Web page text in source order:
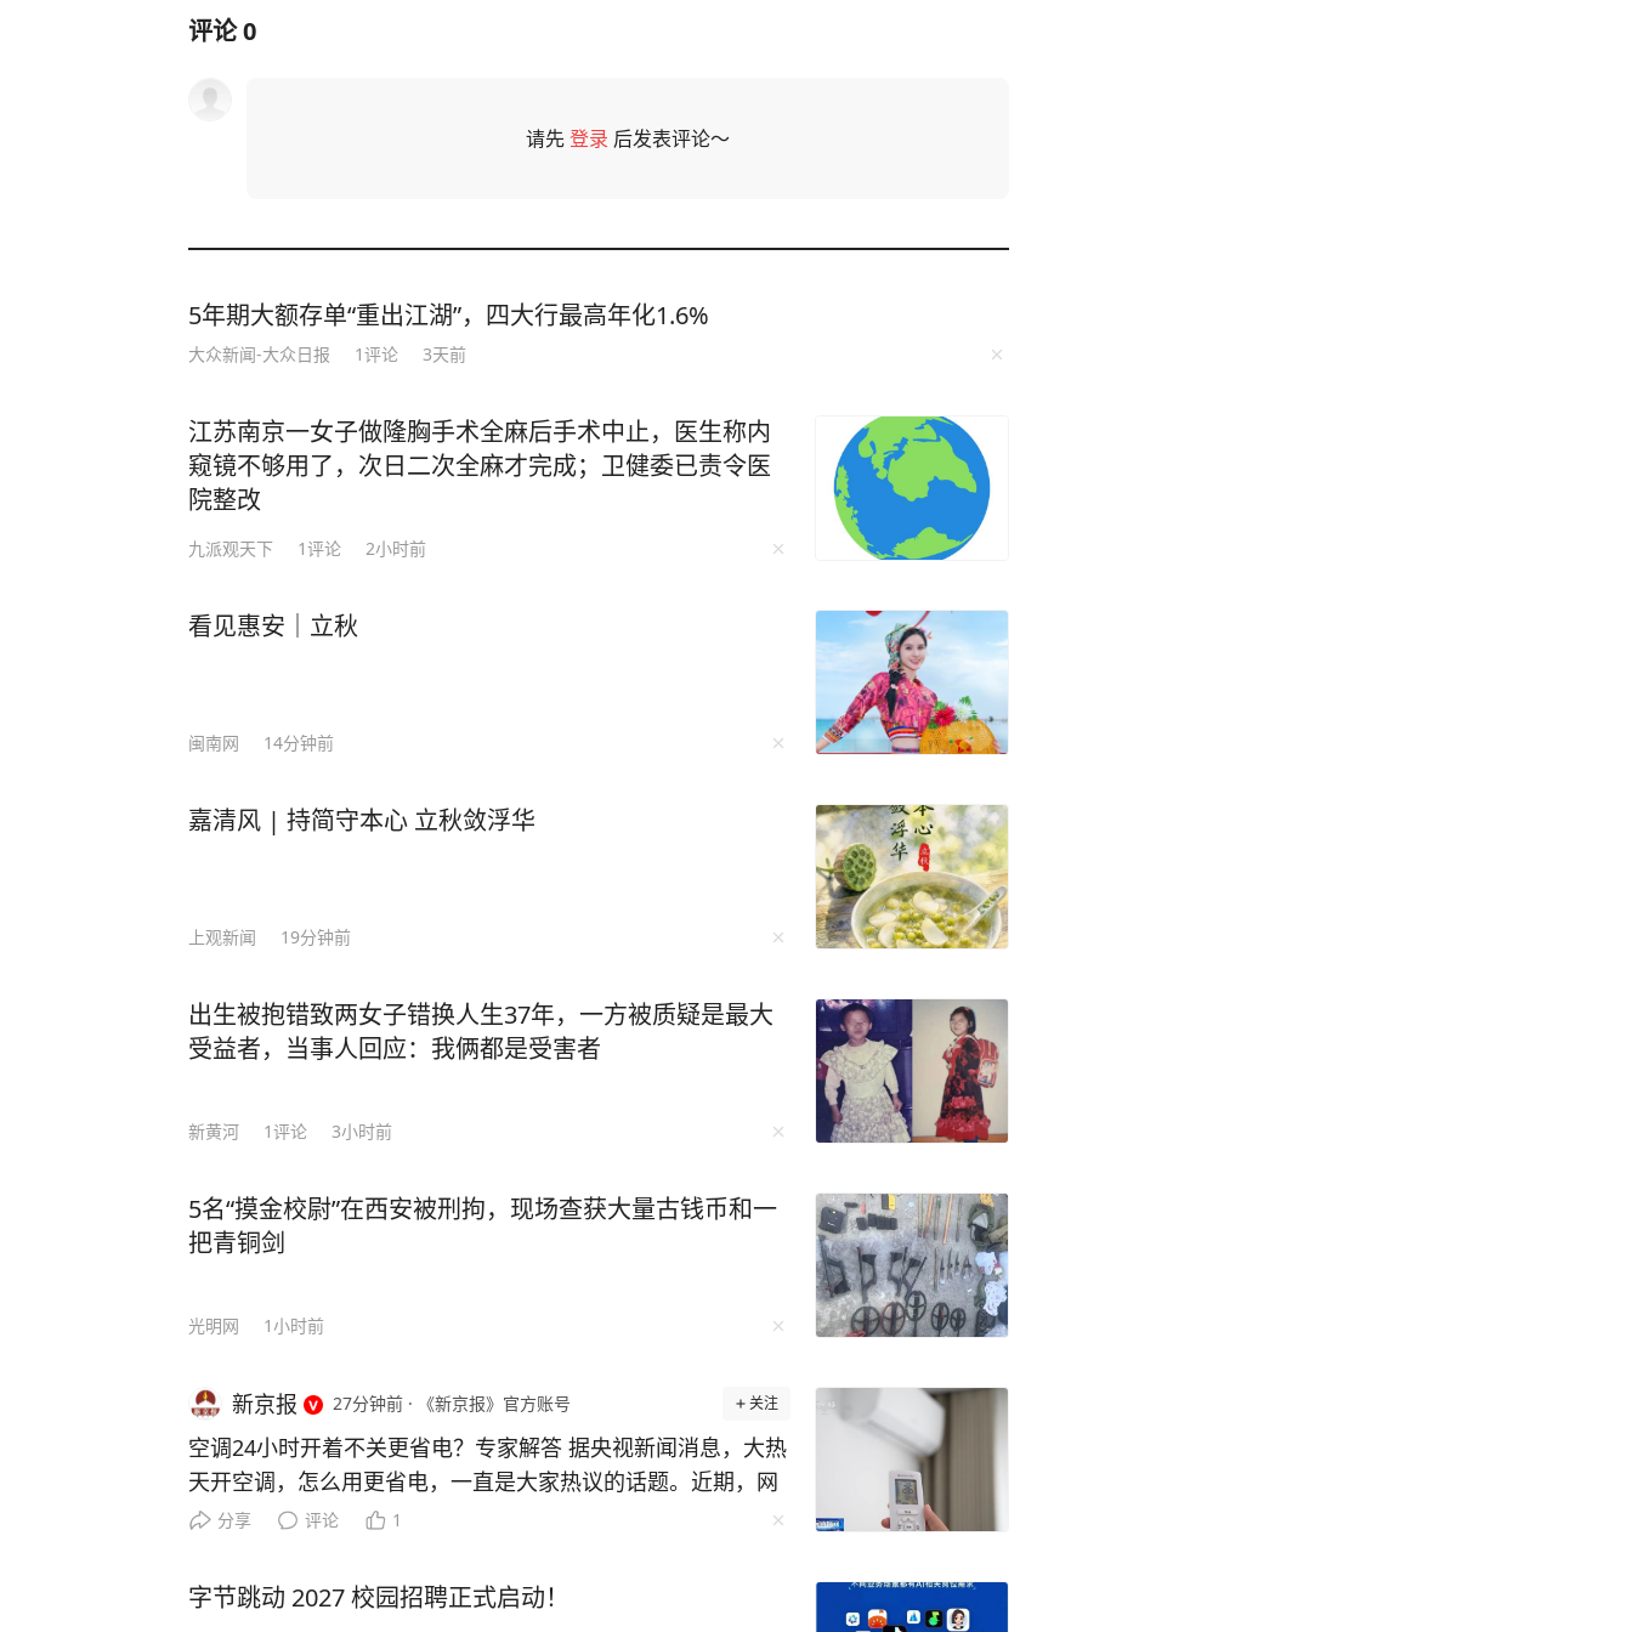
评论0
请先登录 后发表评论～
5年期大额存单“重出江湖”，四大行最高年化1.6%
大众新闻-大众日报 1评论 3天前
江苏南京一女子做隆胸手术全麻后手术中止，医生称内
窥镜不够用了，次日二次全麻才完成；卫健委已责令医
院整改
九派观天下 1评论 2小时前
看见惠安｜立秋
闽南网 14分钟前
嘉清风 | 持简守本心 立秋敛浮华
上观新闻 19分钟前
出生被抱错致两女子错换人生37年，一方被质疑是最大
受益者，当事人回应：我俩都是受害者
新黄河 1评论 3小时前
5名“摸金校尉”在西安被刑拘，现场查获大量古钱币和一
把青铜剑
光明网 1小时前
新京报 27分钟前 · 《新京报》官方账号 关注
空调24小时开着不关更省电？专家解答 据央视新闻消息，大热
天开空调，怎么用更省电，一直是大家热议的话题。近期，网
络上流传“空调24小时开着不关更省电”的说法，这个说法科学
南方电网广西电网公司电力科学研究院智慧用能工程师吴宁表
示，空调全天开启更省电的说法不能一概而论，需结合使用场
分享 评论 1
字节跳动 2027 校园招聘正式启动！